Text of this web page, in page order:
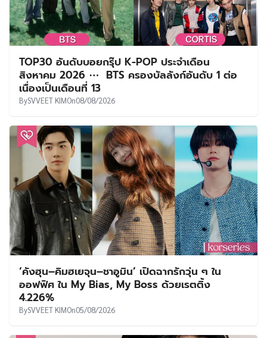
TOP30 อันดับบอยกรุ๊ป K-POP ประจำเดือน
สิงหาคม 2026 ⋯ BTS ครองบัลลังก์อันดับ 1 ต่อ
เนื่องเป็นเดือนที่ 13
BySVVEET KIMOn08/08/2026
‘คังฮุน–คิมฮเยจุน–ชาอูมิน’ เปิดฉากรักวุ่น ๆ ใน
ออฟฟิศ ใน My Bias, My Boss ด้วยเรตติ้ง
4.226%
BySVVEET KIMOn05/08/2026